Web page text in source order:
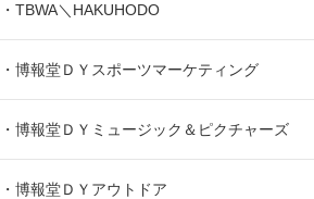
・TBWA＼HAKUHODO
・博報堂ＤＹスポーツマーケティング
・博報堂ＤＹミュージック＆ピクチャーズ
・博報堂ＤＹアウトドア